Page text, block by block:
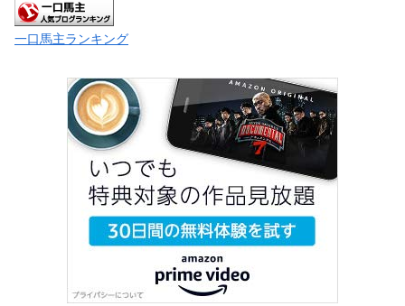
一口馬主ランキング